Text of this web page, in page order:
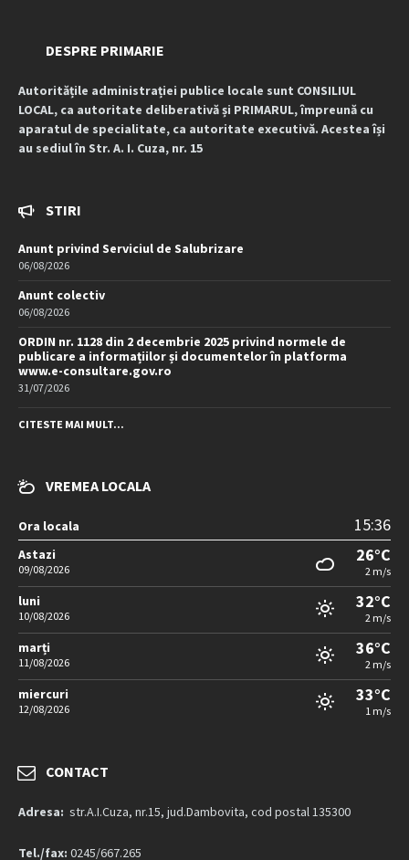
DESPRE PRIMARIE
Autoritățile administrației publice locale sunt CONSILIUL
LOCAL, ca autoritate deliberativă și PRIMARUL, împreună cu
aparatul de specialitate, ca autoritate executivă. Acestea își
au sediul în Str. A. I. Cuza, nr. 15
STIRI
Anunt privind Serviciul de Salubrizare
06/08/2026
Anunt colectiv
06/08/2026
ORDIN nr. 1128 din 2 decembrie 2025 privind normele de
publicare a informațiilor și documentelor în platforma
www.e-consultare.gov.ro
31/07/2026
CITESTE MAI MULT...
VREMEA LOCALA
Ora locala 15:36
Astazi
09/08/2026
26°C
2 m/s
luni
10/08/2026
32°C
2 m/s
marți
11/08/2026
36°C
2 m/s
miercuri
12/08/2026
33°C
1 m/s
CONTACT
Adresa: str.A.I.Cuza, nr.15, jud.Dambovita, cod postal 135300
Tel./fax: 0245/667.265